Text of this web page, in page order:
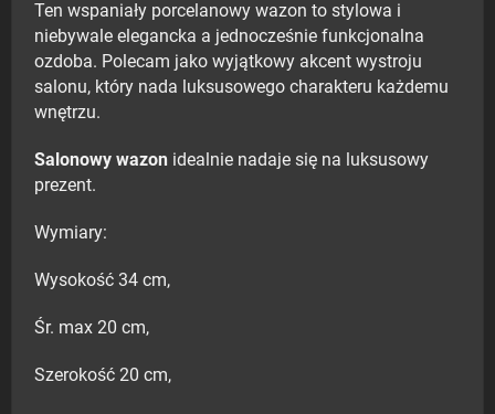
Ten wspaniały porcelanowy wazon to stylowa i
niebywale elegancka a jednocześnie funkcjonalna
ozdoba. Polecam jako wyjątkowy akcent wystroju
salonu, który nada luksusowego charakteru każdemu
wnętrzu.
Salonowy wazon idealnie nadaje się na luksusowy
prezent.
Wymiary:
Wysokość 34 cm,
Śr. max 20 cm,
Szerokość 20 cm,